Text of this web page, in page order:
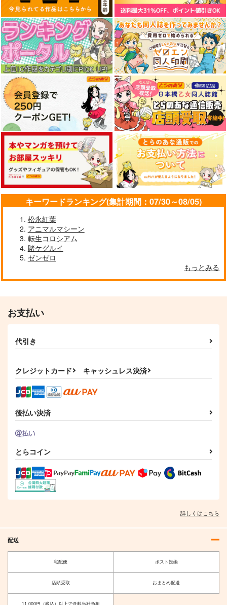
キーワードランキング(集計期間：07/30～08/05)
松永紅葉
アニマルマシーン
転生コロシアム
賭ケグルイ
ゼンゼロ
もっとみる
お支払い
代引き
クレジットカード キャッシュレス決済
後払い決済
とらコイン
詳しくはこちら
配送
宅配便 ポスト投函
店頭受取 おまとめ配送
11,000円（税込）以上で送料当社負担